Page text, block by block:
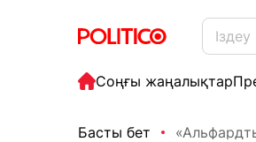
Соңғы жаңалықтар
Басты бет